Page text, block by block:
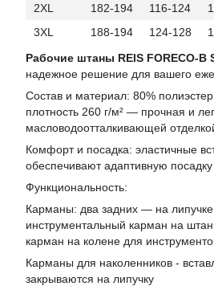
2XL 182-194 116-124
3XL
188-194 124-128
Рабочие штаны REIS FORECO-B
надежное решение для вашего
Состав и материал: 80% полиэстер
плотность 260 г/м² — прочная и
масловодоотталкивающей
Комфорт и посадка: эластичные
обеспечивают адаптивную
Функциональность:
Карманы: два задних — на
инструментальный карман на
карман на колене для
Карманы для наколенников -
закрываются на липучку